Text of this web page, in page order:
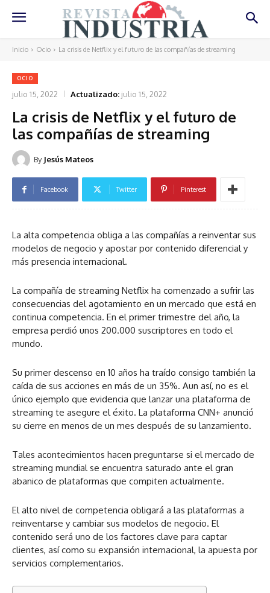
Inicio Ocio La crisis de Netflix y el futuro de las compañías de streaming
OCIO
julio 15, 2022 Actualizado: julio 15, 2022
La crisis de Netflix y el futuro de
las compañías de streaming
By Jesús Mateos
Facebook Twitter Pinterest
La alta competencia obliga a las compañías a reinventar sus
modelos de negocio y apostar por contenido diferencial y
más presencia internacional.
La compañía de streaming Netflix ha comenzado a sufrir las
consecuencias del agotamiento en un mercado que está en
continua competencia. En el primer trimestre del año, la
empresa perdió unos 200.000 suscriptores en todo el
mundo.
Su primer descenso en 10 años ha traído consigo también la
caída de sus acciones en más de un 35%. Aun así, no es el
único ejemplo que evidencia que lanzar una plataforma de
streaming te asegure el éxito. La plataforma CNN+ anunció
su cierre en menos de un mes después de su lanzamiento.
Tales acontecimientos hacen preguntarse si el mercado de
streaming mundial se encuentra saturado ante el gran
abanico de plataformas que compiten actualmente.
El alto nivel de competencia obligará a las plataformas a
reinventarse y cambiar sus modelos de negocio. El
contenido será uno de los factores clave para captar
clientes, así como su expansión internacional, la apuesta por
servicios complementarios.